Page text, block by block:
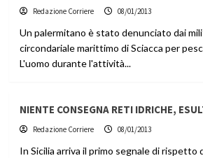
Redazione Corriere 08/01/2013
Un palermitano è stato denunciato dai
circondariale marittimo di Sciacca per
L'uomo durante l'attività...
NIENTE CONSEGNA RETI IDRICHE,
Redazione Corriere 08/01/2013
In Sicilia arriva il primo segnale di rispetto